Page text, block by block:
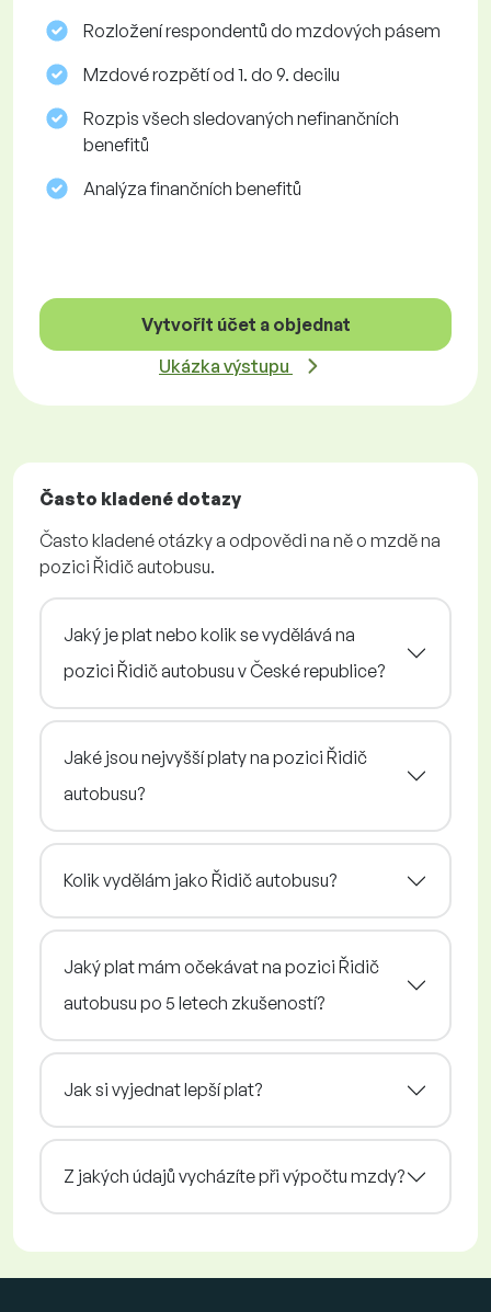
Rozložení respondentů do mzdových pásem
Mzdové rozpětí od 1. do 9. decilu
Rozpis všech sledovaných nefinančních
benefitů
Analýza finančních benefitů
Vytvořit účet a objednat
Ukázka výstupu
Často kladené dotazy
Často kladené otázky a odpovědi na ně o mzdě na
pozici Řidič autobusu.
Jaký je plat nebo kolik se vydělává na
pozici Řidič autobusu v České republice?
Jaké jsou nejvyšší platy na pozici Řidič
autobusu?
Kolik vydělám jako Řidič autobusu?
Jaký plat mám očekávat na pozici Řidič
autobusu po 5 letech zkušeností?
Jak si vyjednat lepší plat?
Z jakých údajů vycházíte při výpočtu mzdy?